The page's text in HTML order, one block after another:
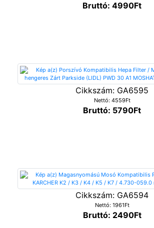
Bruttó: 4990Ft
Cikkszám: GA6595
Nettó: 4559Ft
Bruttó: 5790Ft
Cikkszám: GA6594
Nettó: 1961Ft
Bruttó: 2490Ft